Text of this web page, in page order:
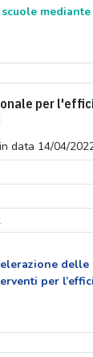
per
in data 14/04/
per